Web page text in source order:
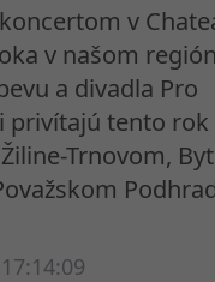
v
v našom
a divadla Pro
privítajú tento rok
Trnovom,
17:14:09